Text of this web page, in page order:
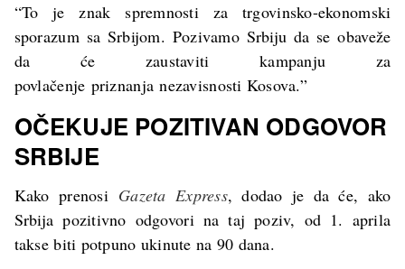
“To je znak spremnosti za trgovinsko-ekonomski
sporazum sa Srbijom. Pozivamo Srbiju da se obaveže
da će zaustaviti kampanju za
povlačenje priznanja nezavisnosti Kosova.”
OČEKUJE POZITIVAN ODGOVOR
SRBIJE
Kako prenosi Gazeta Express, dodao je da će, ako
Srbija pozitivno odgovori na taj poziv, od 1. aprila
takse biti potpuno ukinute na 90 dana.